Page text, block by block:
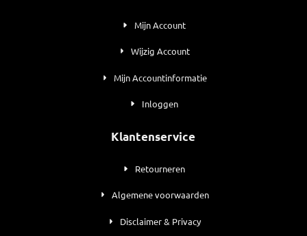
Mijn Account
Wijzig Account
Mijn Accountinformatie
Inloggen
Klantenservice
Retourneren
Algemene voorwaarden
Disclaimer & Privacy